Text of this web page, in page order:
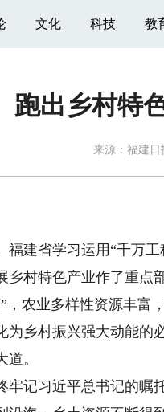
文化 科技 教
跑出乡村特
来源： 福建日
建省学习运用“千万工
村特色产业作了重点
农业多样性资源丰富
乡村振兴强大动能的
。
记习近平总书记的嘱